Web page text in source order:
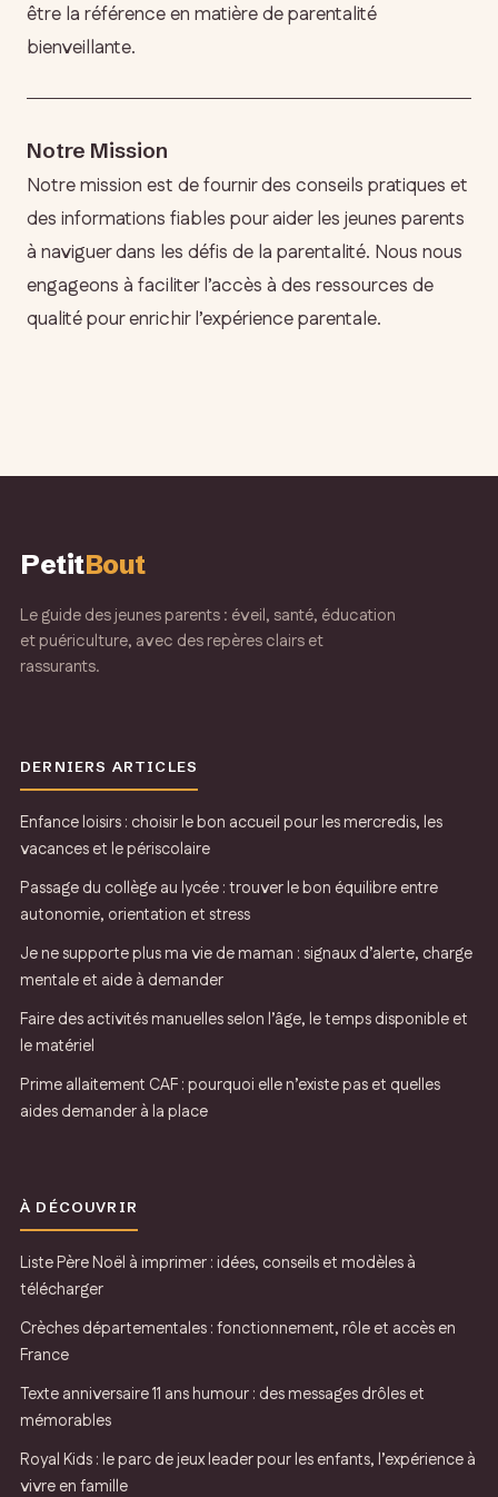
être la référence en matière de parentalité
bienveillante.
Notre Mission
Notre mission est de fournir des conseils pratiques et
des informations fiables pour aider les jeunes parents
à naviguer dans les défis de la parentalité. Nous nous
engageons à faciliter l’accès à des ressources de
qualité pour enrichir l’expérience parentale.
PetitBout
Le guide des jeunes parents : éveil, santé, éducation
et puériculture, avec des repères clairs et
rassurants.
DERNIERS ARTICLES
Enfance loisirs : choisir le bon accueil pour les mercredis, les
vacances et le périscolaire
Passage du collège au lycée : trouver le bon équilibre entre
autonomie, orientation et stress
Je ne supporte plus ma vie de maman : signaux d’alerte, charge
mentale et aide à demander
Faire des activités manuelles selon l’âge, le temps disponible et
le matériel
Prime allaitement CAF : pourquoi elle n’existe pas et quelles
aides demander à la place
À DÉCOUVRIR
Liste Père Noël à imprimer : idées, conseils et modèles à
télécharger
Crèches départementales : fonctionnement, rôle et accès en
France
Texte anniversaire 11 ans humour : des messages drôles et
mémorables
Royal Kids : le parc de jeux leader pour les enfants, l’expérience à
vivre en famille